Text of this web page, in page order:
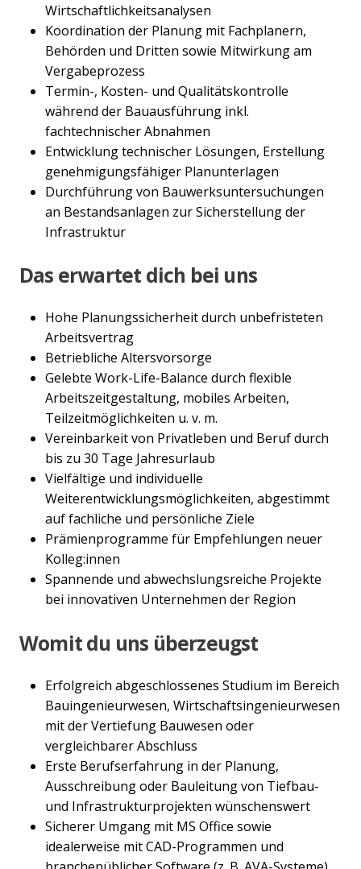
Wirtschaftlichkeitsanalysen
Koordination der Planung mit Fachplanern,
Behörden und Dritten sowie Mitwirkung am
Vergabeprozess
Termin-, Kosten- und Qualitätskontrolle
während der Bauausführung inkl.
fachtechnischer Abnahmen
Entwicklung technischer Lösungen, Erstellung
genehmigungsfähiger Planunterlagen
Durchführung von Bauwerksuntersuchungen
an Bestandsanlagen zur Sicherstellung der
Infrastruktur
Das erwartet dich bei uns
Hohe Planungssicherheit durch unbefristeten
Arbeitsvertrag
Betriebliche Altersvorsorge
Gelebte Work-Life-Balance durch flexible
Arbeitszeitgestaltung, mobiles Arbeiten,
Teilzeitmöglichkeiten u. v. m.
Vereinbarkeit von Privatleben und Beruf durch
bis zu 30 Tage Jahresurlaub
Vielfältige und individuelle
Weiterentwicklungsmöglichkeiten, abgestimmt
auf fachliche und persönliche Ziele
Prämienprogramme für Empfehlungen neuer
Kolleg:innen
Spannende und abwechslungsreiche Projekte
bei innovativen Unternehmen der Region
Womit du uns überzeugst
Erfolgreich abgeschlossenes Studium im Bereich
Bauingenieurwesen, Wirtschaftsingenieurwesen
mit der Vertiefung Bauwesen oder
vergleichbarer Abschluss
Erste Berufserfahrung in der Planung,
Ausschreibung oder Bauleitung von Tiefbau-
und Infrastrukturprojekten wünschenswert
Sicherer Umgang mit MS Office sowie
idealerweise mit CAD-Programmen und